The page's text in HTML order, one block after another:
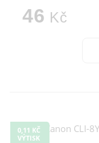
46 Kč
0,11 KČ
VÝTISK